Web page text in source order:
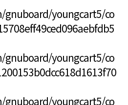
youngcart5/co
youngcart5/co
youngcart5/co